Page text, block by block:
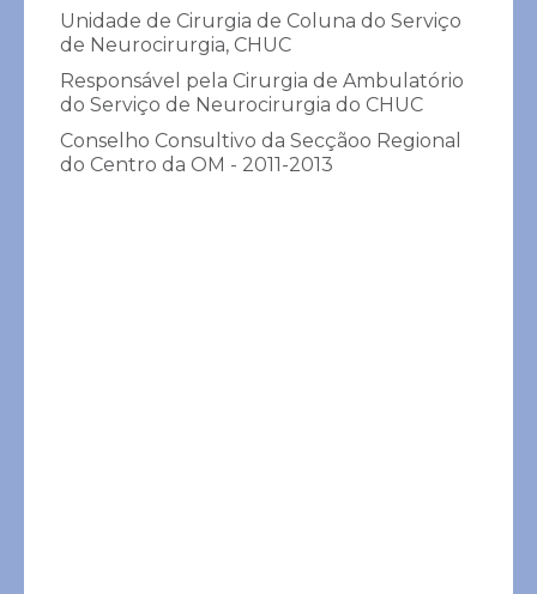
Carlos E. Costa de
Almeida
Cirurgia
Unidade de Cirurgia de Coluna do Serviço
de Neurocirurgia, CHUC
Responsável pela Cirurgia de Ambulatório
do Serviço de Neurocirurgia do CHUC
Conselho Consultivo da Secçãoo Regional
do Centro da OM - 2011-2013